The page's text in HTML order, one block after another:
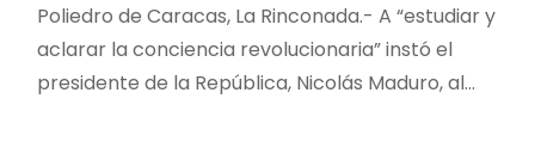
Poliedro de Caracas, La Rinconada.- A “estudiar y
aclarar la conciencia revolucionaria” instó el
presidente de la República, Nicolás Maduro, al…